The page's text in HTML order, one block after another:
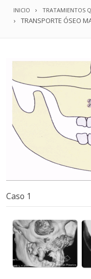
INICIO TRATAMIENTOS
TRANSPORTE ÓSEO
Caso 1